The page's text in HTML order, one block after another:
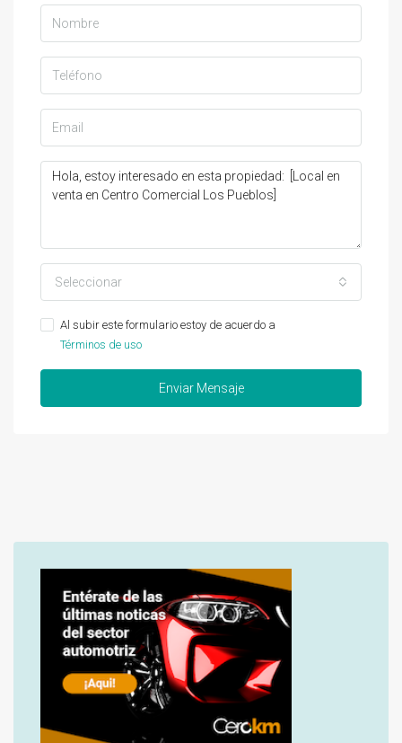
Seleccionar
Al subir este formulario estoy de acuerdo a
Términos de uso
Enviar Mensaje